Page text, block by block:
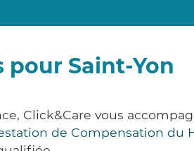
Saint-Yon
Click&Care vous
de Compensation du